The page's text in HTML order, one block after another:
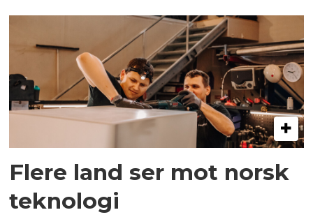
Flere land ser mot norsk
teknologi